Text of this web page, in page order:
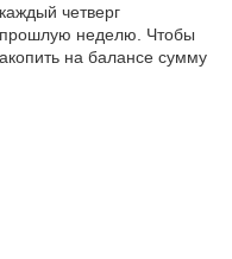
четверг
прошлую неделю. Чтобы
на балансе сумму